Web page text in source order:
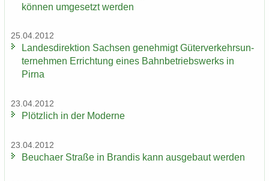
kön­nen um­ge­setzt wer­den
25.04.2012
Lan­des­di­rek­ti­on Sach­sen ge­neh­migt Gü­ter­ver­kehrs­un­
ter­neh­men Er­rich­tung eines Bahn­be­triebs­werks in
Pirna
23.04.2012
Plötz­lich in der Mo­der­ne
23.04.2012
Beu­cha­er Stra­ße in Bran­dis kann aus­ge­baut wer­den